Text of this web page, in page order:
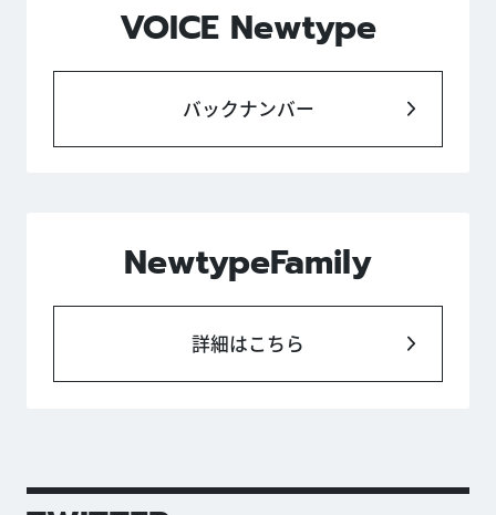
VOICE Newtype
バックナンバー
NewtypeFamily
詳細はこちら